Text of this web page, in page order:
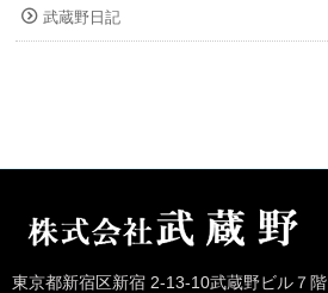
武蔵野日記
東京都新宿区新宿 2-13-10武蔵野ビル７階